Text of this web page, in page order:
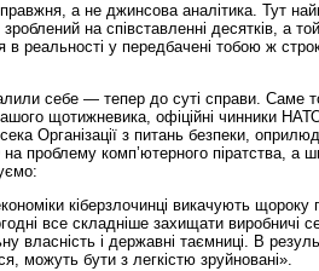
а не джинсова аналітика. Тут
зроблений на співставленні десятків, а
в реальності у передбачені тобою ж
себе — тепер до суті справи. Саме
щотижневика, офіційні чинники
Організації з питань безпеки,
проблему комп’ютерного піратства, а
економіки кіберзлочинці викачують
все складніше захищати виробничі
власність і державні таємниці. В
можуть бути з легкістю зруйновані».